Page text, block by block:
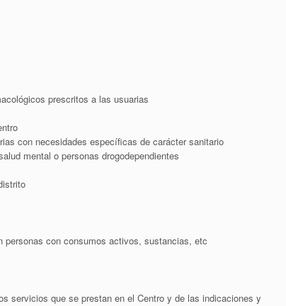
prescritos a las usuarias
con necesidades específicas de carácter sanitario
mental o personas drogodependientes
personas con consumos activos, sustancias, etc
servicios que se prestan en el Centro y de las indicaciones y